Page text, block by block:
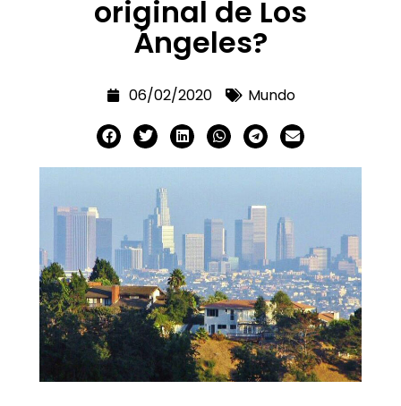
original de Los
Ángeles?
06/02/2020 Mundo